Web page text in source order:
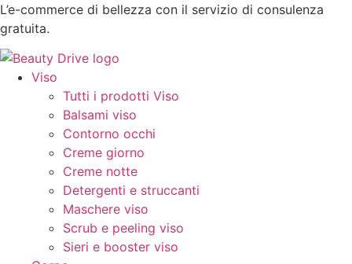
Vai
al
contenuto
L’e-commerce di bellezza con il servizio di consulenza
gratuita.
Viso
Tutti i prodotti Viso
Balsami viso
Contorno occhi
Creme giorno
Creme notte
Detergenti e struccanti
Maschere viso
Scrub e peeling viso
Sieri e booster viso